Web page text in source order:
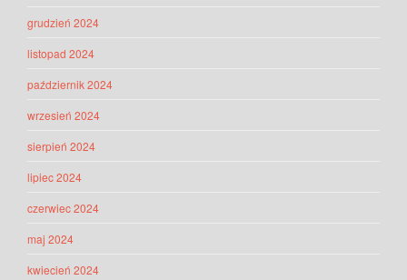
grudzień 2024
listopad 2024
październik 2024
wrzesień 2024
sierpień 2024
lipiec 2024
czerwiec 2024
maj 2024
kwiecień 2024